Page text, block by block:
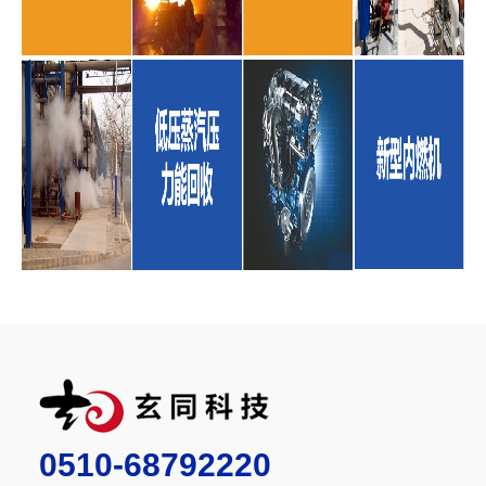
0510-68792220